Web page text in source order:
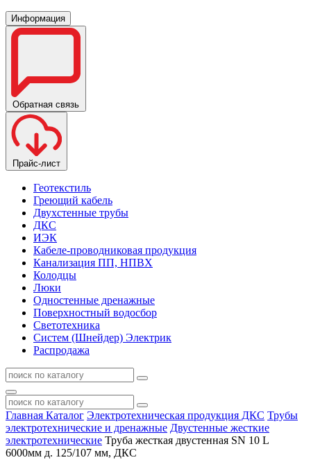
Информация
Обратная связь
Прайс-лист
Геотекстиль
Греющий кабель
Двухстенные трубы
ДКС
ИЭК
Кабеле-проводниковая продукция
Канализация ПП, НПВХ
Колодцы
Люки
Одностенные дренажные
Поверхностный водосбор
Светотехника
Систем (Шнейдер) Электрик
Распродажа
Главная Каталог Электротехническая продукция ДКС Трубы
электротехнические и дренажные Двустенные жесткие
электротехнические Труба жесткая двустенная SN 10 L
6000мм д. 125/107 мм, ДКС